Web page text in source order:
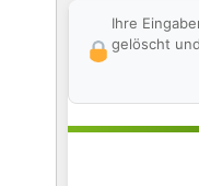
Ihre
gelöscht